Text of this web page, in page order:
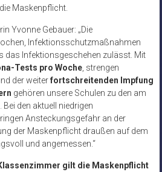
Maskenpflicht.
Yvonne Gebauer: „Die
Infektionsschutzmaßnahmen
das Infektionsgeschehen zulässt. Mit
Tests pro Woche, strengen
der weiterfortschreitenden Impfung
gehören unsere Schulen zu den am
. Bei den aktuell niedrigen
Ansteckungsgefahr an der
der Maskenpflicht draußen auf dem
und angemessen.“
gilt die Maskenpflicht